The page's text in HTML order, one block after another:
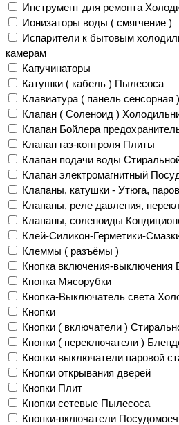
Инструмент для ремонта
Ионизаторы воды ( смягчение )
Испарители к бытовым
камерам
Капучинаторы
Катушки ( кабель ) Пылесоса
Клавиатура ( панель сенсорная
Клапан ( Соленоид )
Клапан Бойлера
Клапан газ-контроля Плиты
Клапан подачи воды
Клапан электромагнитный
Клапаны, катушки - Утюга,
Клапаны, реле давления,
Клапаны, соленоиды
Клей-Силикон-Герметики-
Клеммы ( разъёмы )
Кнопка включения-выключения
Кнопка Мясорубки
Кнопка-Выключатель света
Кнопки
Кнопки ( включатели )
Кнопки ( переключатели )
Кнопки выключатели паровой
Кнопки открывания дверей
Кнопки Плит
Кнопки сетевые Пылесоса
Кнопки-включатели